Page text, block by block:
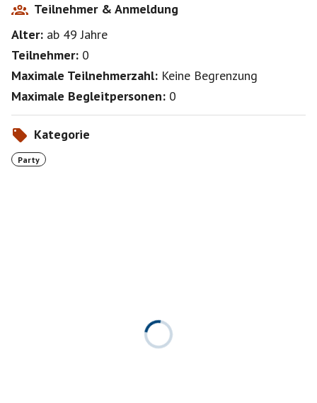
Teilnehmer & Anmeldung
Alter: ab 49Jahre
Teilnehmer: 0
Maximale Teilnehmerzahl: Keine Begrenzung
Maximale Begleitpersonen: 0
Kategorie
Party